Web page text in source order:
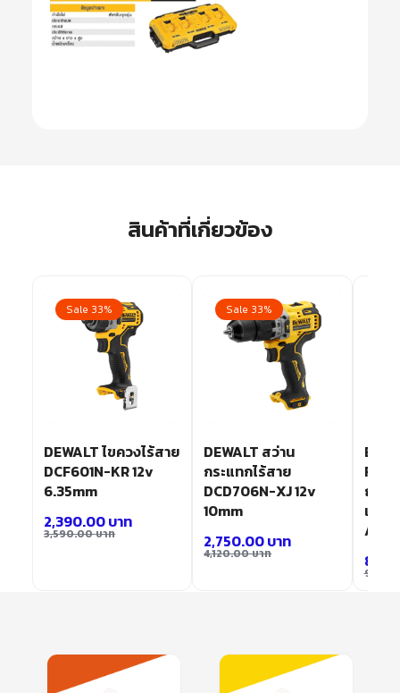
สินค้าที่เกี่ยวข้อง
Sale 33%
DEWALT ไขควงไร้สาย
DCF601N-KR 12v
6.35mm
3,590.00บาท
2,390.00บาท
Sale 33%
DEWALT สว่าน
กระแทกไร้สาย
DCD706N-XJ 12v
10mm
4,120.00บาท
2,750.00บาท
FC ส
ถอด
แบต
Ah